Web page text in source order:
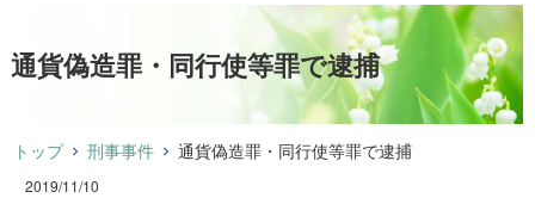
通貨偽造罪・同行使等罪で逮捕
トップ 刑事事件 通貨偽造罪・同行使等罪で逮捕
2019/11/10